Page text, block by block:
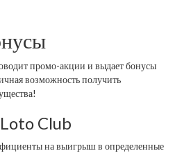
промо-акции и выдает бонусы
возможность получить
Club
на выигрыш в определенные